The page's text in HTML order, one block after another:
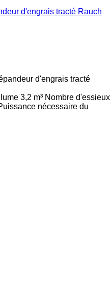
d'engrais tracté Rauch
d'engrais tracté
3,2 m³ Nombre d'essieux
nécessaire du